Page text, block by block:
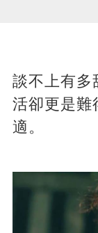
談不上有多
活卻更是難
適。